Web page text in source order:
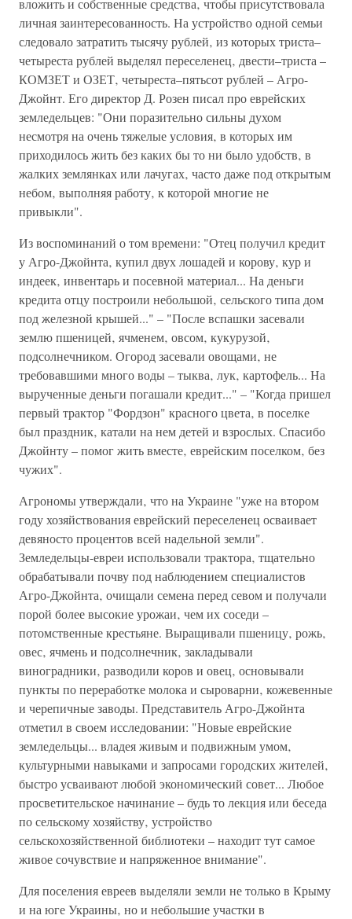
вложить и собственные средства‚ чтобы присутствовала
личная заинтересованность. На устройство одной семьи
следовало затратить тысячу рублей‚ из которых триста–
четыреста рублей выделял переселенец‚ двести–триста –
КОМЗЕТ и ОЗЕТ‚ четыреста–пятьсот рублей – Агро-
Джойнт. Его директор Д. Розен писал про еврейских
земледельцев: "Они поразительно сильны духом
несмотря на очень тяжелые условия‚ в которых им
приходилось жить без каких бы то ни было удобств‚ в
жалких землянках или лачугах‚ часто даже под открытым
небом‚ выполняя работу‚ к которой многие не
привыкли".
Из воспоминаний о том времени: "Отец получил кредит
у Агро-Джойнта‚ купил двух лошадей и корову‚ кур и
индеек‚ инвентарь и посевной материал... На деньги
кредита отцу построили небольшой‚ сельского типа дом
под железной крышей..." – "После вспашки засевали
землю пшеницей‚ ячменем‚ овсом‚ кукурузой‚
подсолнечником. Огород засевали овощами‚ не
требовавшими много воды – тыква‚ лук‚ картофель... На
вырученные деньги погашали кредит..." – "Когда пришел
первый трактор "Фордзон" красного цвета‚ в поселке
был праздник‚ катали на нем детей и взрослых. Спасибо
Джойнту – помог жить вместе‚ еврейским поселком‚ без
чужих".
Агрономы утверждали‚ что на Украине "уже на втором
году хозяйствования еврейский переселенец осваивает
девяносто процентов всей надельной земли".
Земледельцы-евреи использовали трактора‚ тщательно
обрабатывали почву под наблюдением специалистов
Агро-Джойнта‚ очищали семена перед севом и получали
порой более высокие урожаи‚ чем их соседи –
потомственные крестьяне. Выращивали пшеницу‚ рожь‚
овес‚ ячмень и подсолнечник‚ закладывали
виноградники‚ разводили коров и овец‚ основывали
пункты по переработке молока и сыроварни‚ кожевенные
и черепичные заводы. Представитель Агро-Джойнта
отметил в своем исследовании: "Новые еврейские
земледельцы... владея живым и подвижным умом‚
культурными навыками и запросами городских жителей‚
быстро усваивают любой экономический совет... Любое
просветительское начинание – будь то лекция или беседа
по сельскому хозяйству‚ устройство
сельскохозяйственной библиотеки – находит тут самое
живое сочувствие и напряженное внимание".
Для поселения евреев выделяли земли не только в Крыму
и на юге Украины‚ но и небольшие участки в